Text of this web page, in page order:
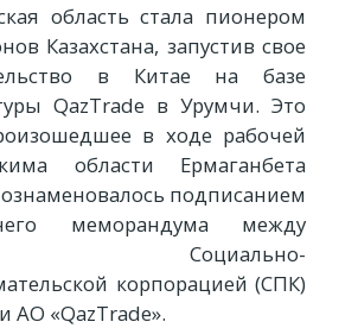
область стала пионером
Казахстана, запустив свое
в Китае на базе
QazTrade в Урумчи. Это
в ходе рабочей
области Ермаганбета
ознаменовалось подписанием
меморандума между
Социально-
корпорацией (СПК)
АО «QazTrade».